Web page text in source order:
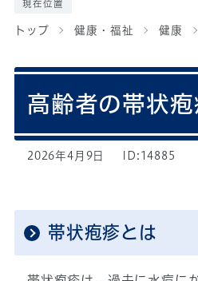
現在位置
トップ 健康・福祉 健康
高齢者の帯状
2026年4月9日 ID:14885
帯状疱疹とは